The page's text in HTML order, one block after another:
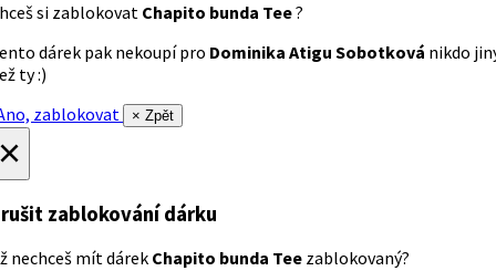
si zablokovat Chapito bunda Tee?
dárek pak nekoupí pro Dominika Atigu Sobotková nikdo
ty :)
zablokovat
× Zpět
zablokování dárku
nechceš mít dárek Chapito bunda Tee zablokovaný?